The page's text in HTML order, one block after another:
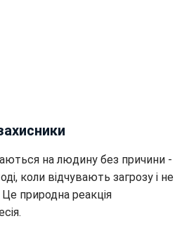
на людину без причини -
коли відчувають загрозу і не
природна реакція